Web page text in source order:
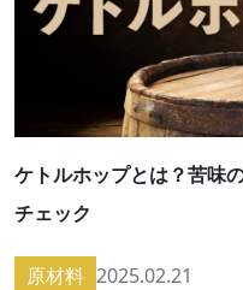
ケトルホップとは？苦味
チェック
原材料 2025.02.21